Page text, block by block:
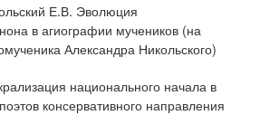
Е.В. Эволюция
в агиографии мучеников (на
Александра Никольского)
национального начала в
консервативного направления